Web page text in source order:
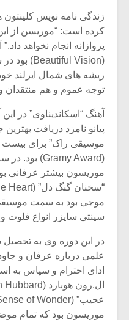
کرده است: “موریسن از
پروازانه انجام نخواهد
ریشه های شمال ایرلند
توجه عموم و هم منتقدان
آهنگ “اسکاندیناوی” در
پیانو نامزد دریافت بهترین
موسیقی راک” برای بیست
موجی بود به سمت موسیقی
سینتی سایزر انواع فلوت
علمی درباره عرفان و
ادای احترام و سپاس به
موریسون بود که تمام
یادداشتی
متن فیلم
شیش و
اگر نمی
بدنام ترین